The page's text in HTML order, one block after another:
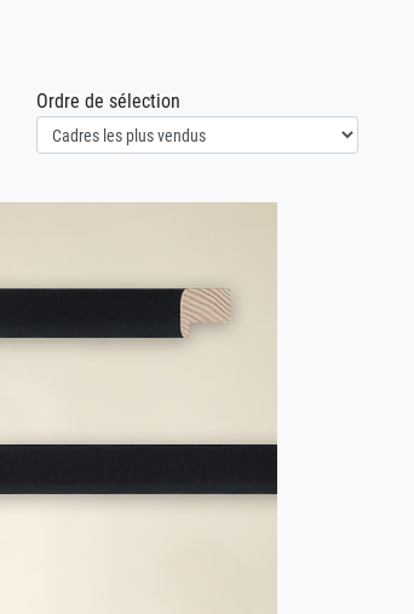
Ordre de sélection